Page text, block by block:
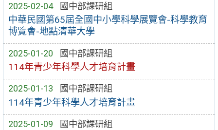
2025-02-04 國中部課研組
中華民國第65屆全國中小學科學展覽會-科學教育
博覽會-地點清華大學
2025-01-20 國中部課研組
114年青少年科學人才培育計畫
2025-01-13 國中部課研組
114年青少年科學人才培育計畫
2025-01-09 國中部課研組